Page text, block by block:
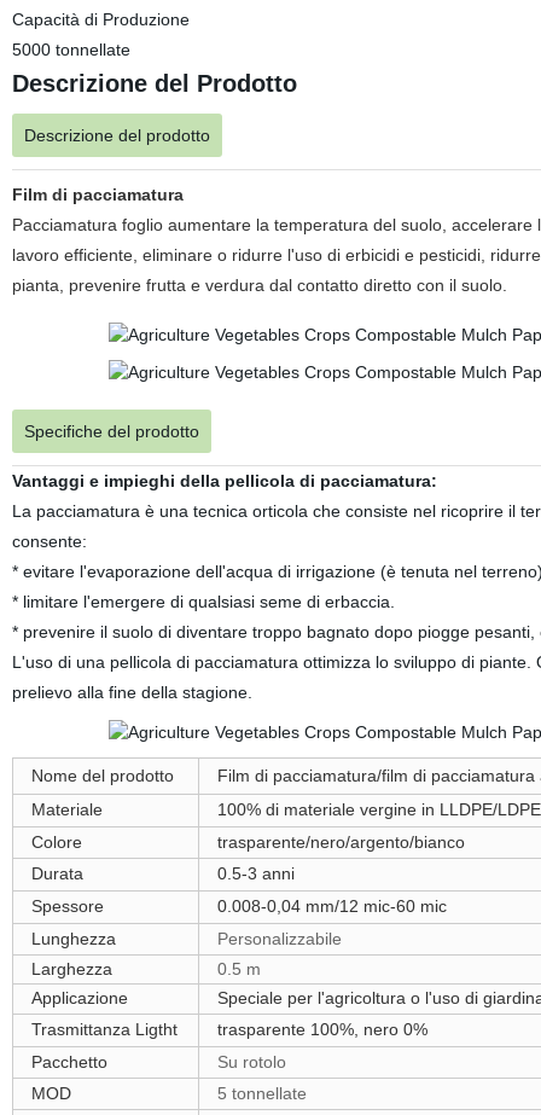
Capacità di Produzione
5000 tonnellate
Descrizione del Prodotto
Descrizione del prodotto
Film di pacciamatura
Pacciamatura foglio aumentare la temperatura del suolo,
lavoro efficiente, eliminare o ridurre l'uso di erbicidi e pesticidi,
pianta, prevenire frutta e verdura dal contatto diretto con il suolo.
Specifiche del prodotto
Vantaggi e impieghi della pellicola di pacciamatura:
La pacciamatura è una tecnica orticola che consiste nel ricoprire il
consente:
* evitare l'evaporazione dell'acqua di irrigazione (è tenuta nel
* limitare l'emergere di qualsiasi seme di erbaccia.
* prevenire il suolo di diventare troppo bagnato dopo piogge
L'uso di una pellicola di pacciamatura ottimizza lo sviluppo di
prelievo alla fine della stagione.
Nome del prodotto
Film di pacciamatura/film di pacciamatura
Materiale
100% di materiale vergine in LLDPE/
Colore
trasparente/nero/argento/bianco
Durata
0.5-3 anni
Spessore
0.008-0,04 mm/12 mic-60 mic
Lunghezza
Personalizzabile
Larghezza
0.5 m
Applicazione
Speciale per l'agricoltura o l'uso di
Trasmittanza Ligtht
trasparente 100%, nero 0%
Pacchetto
Su rotolo
MOD
5 tonnellate